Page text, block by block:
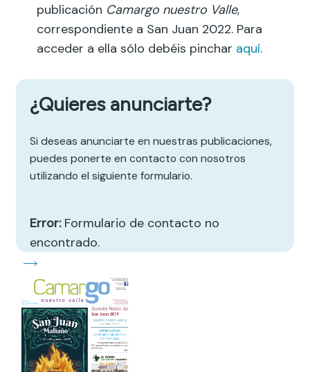
publicación Camargo nuestro Valle,
correspondiente a San Juan 2022. Para
acceder a ella sólo debéis pinchar aquí.
¿Quieres anunciarte?
Si deseas anunciarte en nuestras publicaciones,
puedes ponerte en contacto con nosotros
utilizando el siguiente formulario.
Error:Formulario de contacto no
encontrado.